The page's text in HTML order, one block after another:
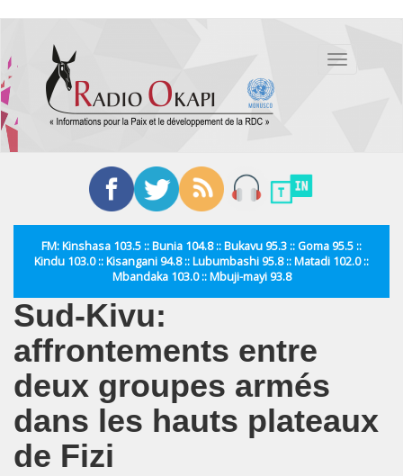
contenu
principal
Toggle
FM: Kinshasa 103.5 :: Bunia 104.8 :: Bukavu 95.3 :: Goma 95.5 ::
Kindu 103.0 :: Kisangani 94.8 :: Lubumbashi 95.8 :: Matadi 102.0 ::
Mbandaka 103.0 :: Mbuji-mayi 93.8
Sud-Kivu:
affrontements entre
deux groupes armés
dans les hauts plateaux
de Fizi